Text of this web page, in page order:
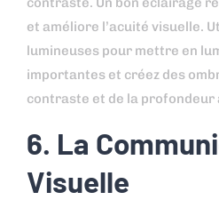
et améliore l’acuité visuelle.
lumineuses pour mettre en
importantes et créez des
contraste et de la profondeur
6. La
Visuelle